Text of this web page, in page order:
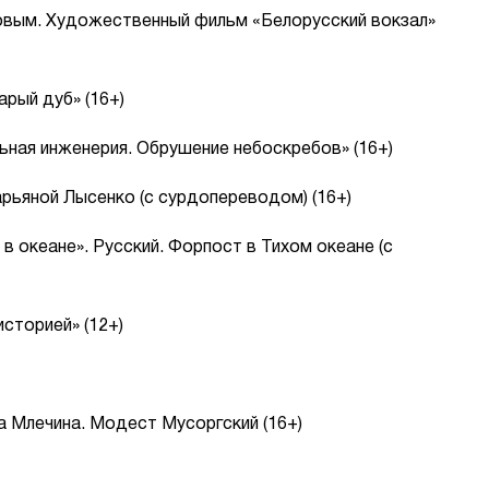
Художественный фильм «Белорусский вокзал»
дуб» (16+)
инженерия. Обрушение небоскребов» (16+)
Лысенко (с сурдопереводом) (16+)
океане». Русский. Форпост в Тихом океане (с
(12+)
Млечина. Модест Мусоргский (16+)